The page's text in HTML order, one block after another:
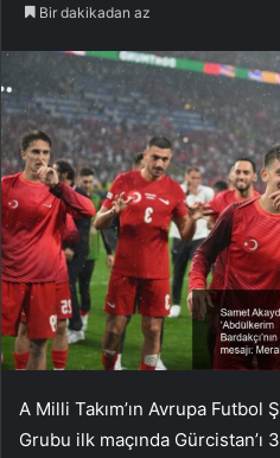
Bir dakikadan az
A Milli Takım’ın Avrupa Futbol
Grubu ilk maçında